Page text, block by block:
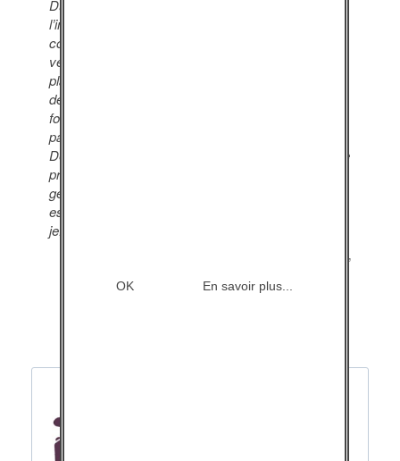
OK En savoir plus...
Du théâtre nous sommes naturellement passés à
l’image, utilisant au fil des ans la technicité pour
construire des outils susceptibles d’être de
véritables programmes permettant de mettre en
place des actions de sensibilisation, d’éducation et
de prévention auprès des jeunes comme de
formation des adultes les encadrant, tant l’un ne va
pas sans l’autre.
Depuis, rien dans notre travail n’est élaboré sans se
préoccuper du sens, de la portée, des effets
générés, plaçant les mots « responsabilité » et «
estime » au cœur des créations et des actions de «
je.tu.il… »
par Bernard Bétrémieux, directeur de “je.tu.il…”